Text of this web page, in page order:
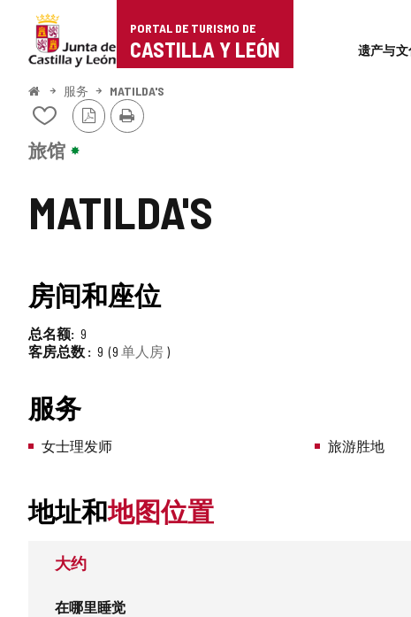
Portal
de
Turismo
Castilla
León
PORTAL DE TURISMO DE
CASTILLA Y LEÓN 遗产与
开
始
服务 MATILDA'S
MATILDA'S
从
的
笔
本
中
除
PDF
版
打
印
旅馆
房间和座位
总名额 9
客房总数
9 9 单人房
服务
女士理发师 旅游胜地
地址和地图位置
大约
在哪里睡觉